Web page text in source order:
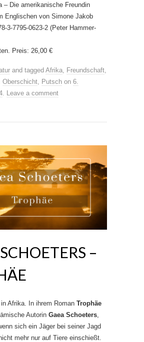
– Die amerikanische Freundin
Englischen von Simone Jakob
3-7795-0623-2 (Peter Hammer-
Preis: 26,00 €
and tagged Afrika Freundschaft
Oberschicht Putsch on 6.
Leave a comment
–
Afrika. In ihrem Roman Trophäe
Autorin Gaea Schoeters
sich ein Jäger bei seiner Jagd
mehr nur auf Tiere einschießt.